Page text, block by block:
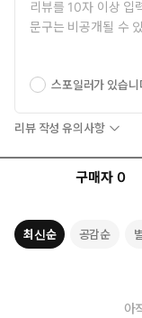
스포일러가 있습니
리뷰 작성 유의사항
구매자 0
최신순 공감순
아